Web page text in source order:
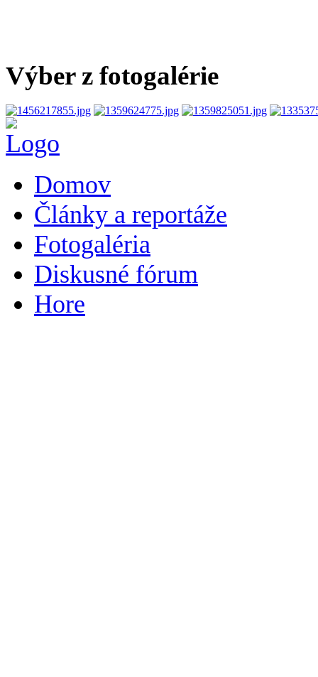
Výber z fotogalérie
Domov
Články a reportáže
Fotogaléria
Diskusné fórum
Hore